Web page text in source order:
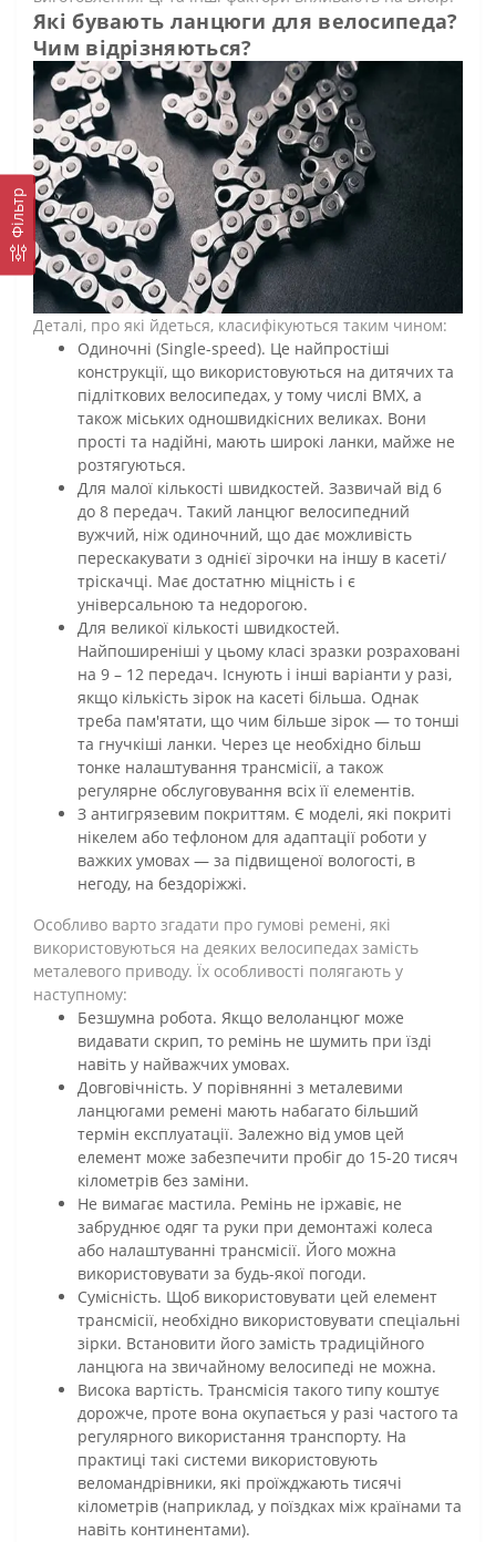
Фільтр
Які бувають ланцюги для велосипеда?
Чим відрізняються?
Деталі, про які йдеться, класифікуються таким чином:
Одиночні (Single-speed). Це найпростіші
конструкції, що використовуються на дитячих та
підліткових велосипедах, у тому числі ВМХ, а
також міських одношвидкісних великах. Вони
прості та надійні, мають широкі ланки, майже не
розтягуються.
Для малої кількості швидкостей. Зазвичай від 6
до 8 передач. Такий ланцюг велосипедний
вужчий, ніж одиночний, що дає можливість
перескакувати з однієї зірочки на іншу в касеті/
тріскачці. Має достатню міцність і є
універсальною та недорогою.
Для великої кількості швидкостей.
Найпоширеніші у цьому класі зразки розраховані
на 9 – 12 передач. Існують і інші варіанти у разі,
якщо кількість зірок на касеті більша. Однак
треба пам'ятати, що чим більше зірок — то тонші
та гнучкіші ланки. Через це необхідно більш
тонке налаштування трансмісії, а також
регулярне обслуговування всіх її елементів.
З антигрязевим покриттям. Є моделі, які покриті
нікелем або тефлоном для адаптації роботи у
важких умовах — за підвищеної вологості, в
негоду, на бездоріжжі.
Особливо варто згадати про гумові ремені, які
використовуються на деяких велосипедах замість
металевого приводу. Їх особливості полягають у
наступному:
Безшумна робота. Якщо велоланцюг може
видавати скрип, то ремінь не шумить при їзді
навіть у найважчих умовах.
Довговічність. У порівнянні з металевими
ланцюгами ремені мають набагато більший
термін експлуатації. Залежно від умов цей
елемент може забезпечити пробіг до 15-20 тисяч
кілометрів без заміни.
Не вимагає мастила. Ремінь не іржавіє, не
забруднює одяг та руки при демонтажі колеса
або налаштуванні трансмісії. Його можна
використовувати за будь-якої погоди.
Сумісність. Щоб використовувати цей елемент
трансмісії, необхідно використовувати спеціальні
зірки. Встановити його замість традиційного
ланцюга на звичайному велосипеді не можна.
Висока вартість. Трансмісія такого типу коштує
дорожче, проте вона окупається у разі частого та
регулярного використання транспорту. На
практиці такі системи використовують
веломандрівники, які проїжджають тисячі
кілометрів (наприклад, у поїздках між країнами та
навіть континентами).